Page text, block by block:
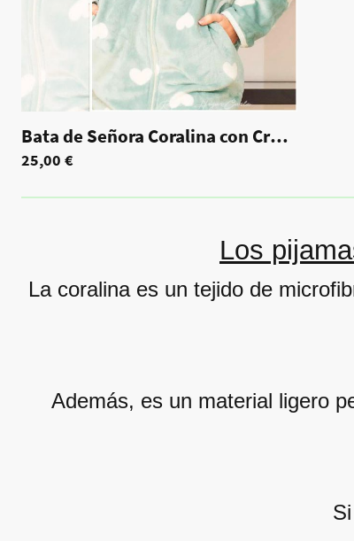
Bata de Señora Coralina con Cremallera - Jennifer
25,00 €
Los
La coralina es un tejido de
Además, es un material ligero